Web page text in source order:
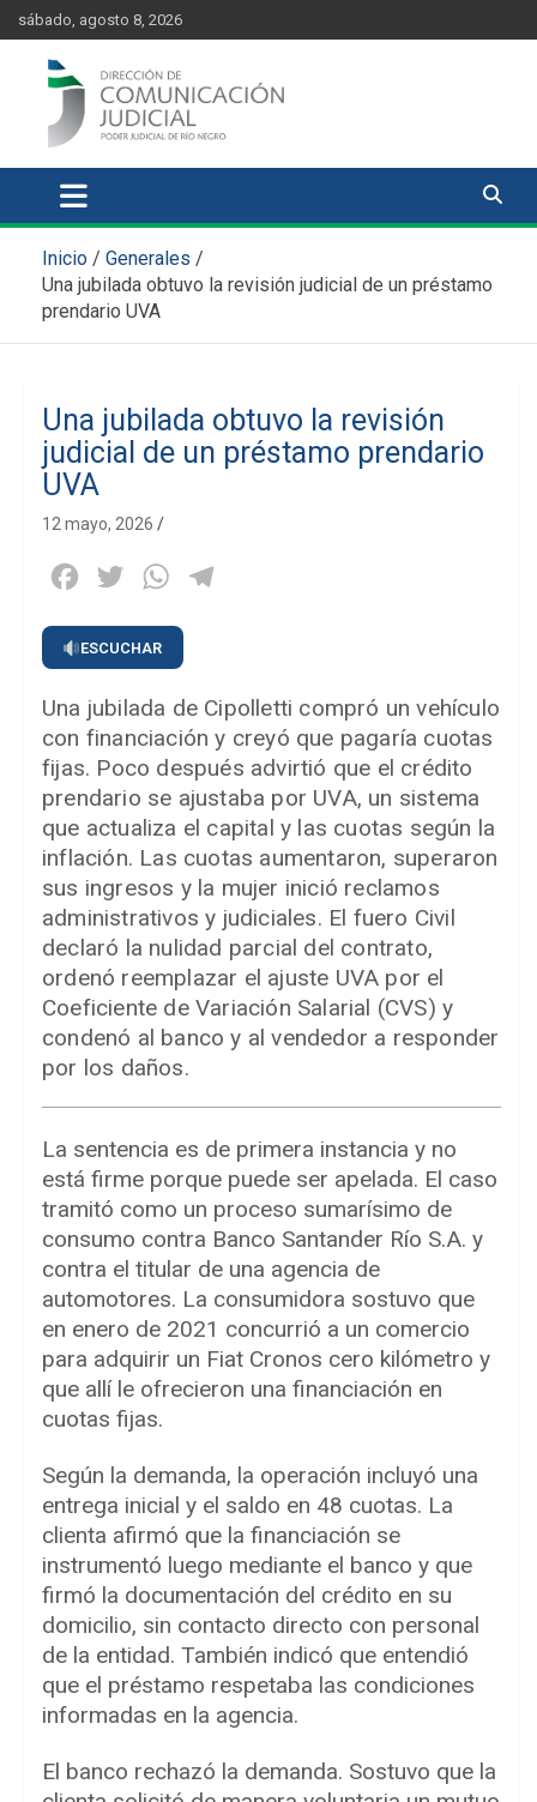
content
Skip
to
content
sábado, agosto 8, 2026
Comunicación Judicial
Inicio
Generales
Una jubilada obtuvo la revisión judicial de un préstamo
prendario UVA
Una jubilada obtuvo la revisión
judicial de un préstamo prendario
UVA
12 mayo, 2026
Facebook
Twitter WhatsApp
ESCUCHAR
Una jubilada de Cipolletti compró un vehículo
con financiación y creyó que pagaría cuotas
fijas. Poco después advirtió que el crédito
prendario se ajustaba por UVA, un sistema
que actualiza el capital y las cuotas según la
inflación. Las cuotas aumentaron, superaron
sus ingresos y la mujer inició reclamos
administrativos y judiciales. El fuero Civil
declaró la nulidad parcial del contrato,
ordenó reemplazar el ajuste UVA por el
Coeficiente de Variación Salarial (CVS) y
condenó al banco y al vendedor a responder
por los daños.
La sentencia es de primera instancia y no
está firme porque puede ser apelada. El caso
tramitó como un proceso sumarísimo de
consumo contra Banco Santander Río S.A. y
contra el titular de una agencia de
automotores. La consumidora sostuvo que
en enero de 2021 concurrió a un comercio
para adquirir un Fiat Cronos cero kilómetro y
que allí le ofrecieron una financiación en
cuotas fijas.
Según la demanda, la operación incluyó una
entrega inicial y el saldo en 48 cuotas. La
clienta afirmó que la financiación se
instrumentó luego mediante el banco y que
firmó la documentación del crédito en su
domicilio, sin contacto directo con personal
de la entidad. También indicó que entendió
que el préstamo respetaba las condiciones
informadas en la agencia.
El banco rechazó la demanda. Sostuvo que la